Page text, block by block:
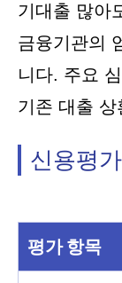
기대출 많아
금융기관의
니다. 주요
기존 대출 상
신용평
평가 항목